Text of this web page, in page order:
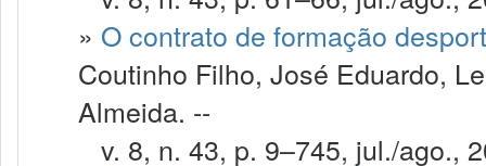
» O contrato de formação
Coutinho Filho, José Eduardo,
Almeida. --
v. 8, n. 43, p. 9–745, jul./ago.,